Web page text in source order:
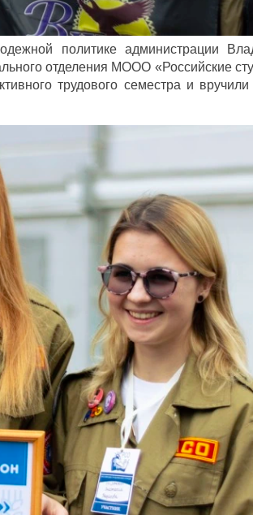
политике администрации
отделения МООО «Российские
трудового семестра и вручили